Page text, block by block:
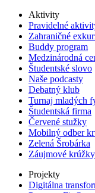
Aktivity
Pravidelné
Zahraničné
Buddy program
Medzinárodná
Študentské slovo
Naše podcasty
Debatný klub
Turnaj mladých
Študentská firma
Červené stužky
Mobilný odber
Zelená Šrobárka
Záujmové krúžky
Projekty
Digitálna